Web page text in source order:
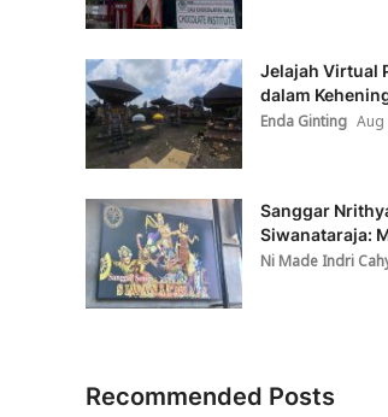
Jelajah Virtual
dalam
Enda Ginting
Sanggar
Siwanataraja:
Ni Made Indri
Recommended Posts